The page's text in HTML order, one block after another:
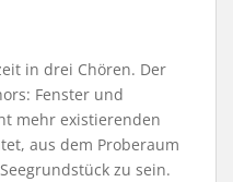
in drei Chören. Der
Fenster und
mehr existierenden
aus dem Proberaum
zu sein.